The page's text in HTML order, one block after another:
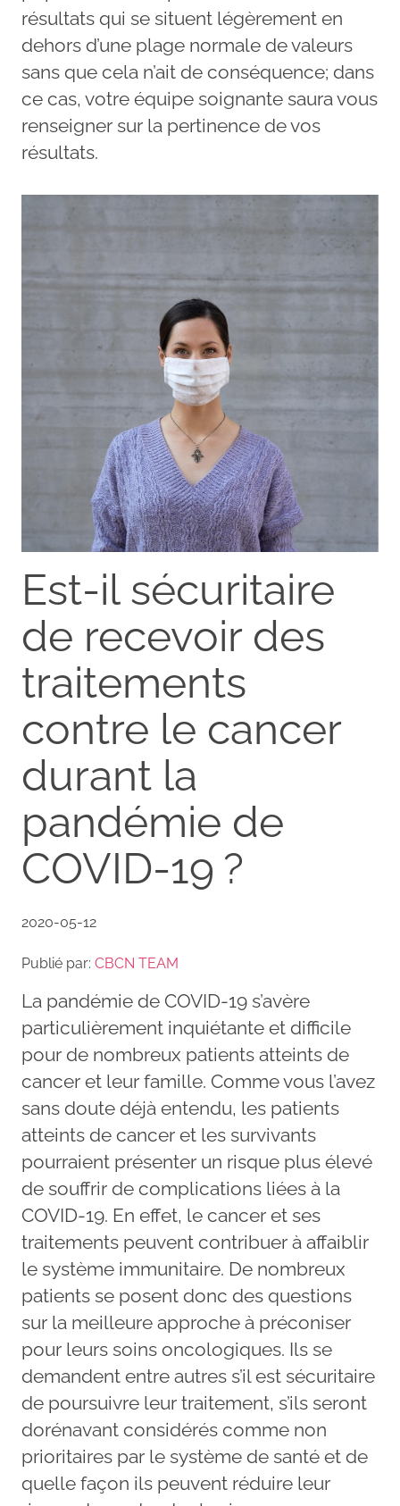
résultats qui se situent légèrement en
dehors d’une plage normale de valeurs
sans que cela n’ait de conséquence; dans
ce cas, votre équipe soignante saura vous
renseigner sur la pertinence de vos
résultats.
Est-il sécuritaire
de recevoir des
traitements
contre le cancer
durant la
pandémie de
COVID-19 ?
2020-05-12
Publié par: CBCN TEAM
La pandémie de COVID-19 s’avère
particulièrement inquiétante et difficile
pour de nombreux patients atteints de
cancer et leur famille. Comme vous l’avez
sans doute déjà entendu, les patients
atteints de cancer et les survivants
pourraient présenter un risque plus élevé
de souffrir de complications liées à la
COVID-19. En effet, le cancer et ses
traitements peuvent contribuer à affaiblir
le système immunitaire. De nombreux
patients se posent donc des questions
sur la meilleure approche à préconiser
pour leurs soins oncologiques. Ils se
demandent entre autres s’il est sécuritaire
de poursuivre leur traitement, s’ils seront
dorénavant considérés comme non
prioritaires par le système de santé et de
quelle façon ils peuvent réduire leur